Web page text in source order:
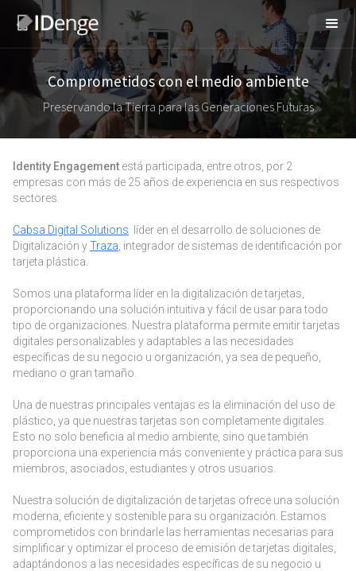
Comprometidos con el medio ambiente
Preservando la Tierra para las Generaciones Futuras
Identity Engagement está participada, entre otros, por 2
empresas con más de 25 años de experiencia en sus respectivos
sectores.
Cabsa Digital Solutions líder en el desarrollo de soluciones de
Digitalización yTraza , integrador de sistemas de identificación por
tarjeta plástica.
Somos una plataforma líder en la digitalización de tarjetas,
proporcionando una solución intuitiva y fácil de usar para todo
tipo de organizaciones. Nuestra plataforma permite emitir tarjetas
digitales personalizables y adaptables a las necesidades
específicas de su negocio u organización, ya sea de pequeño,
mediano o gran tamaño.
Una de nuestras principales ventajas es la eliminación del uso de
plástico, ya que nuestras tarjetas son completamente digitales.
Esto no solo beneficia al medio ambiente, sino que también
proporciona una experiencia más conveniente y práctica para sus
miembros, asociados, estudiantes y otros usuarios.
Nuestra solución de digitalización de tarjetas ofrece una solución
moderna, eficiente y sostenible para su organización. Estamos
comprometidos con brindarle las herramientas necesarias para
simplificar y optimizar el proceso de emisión de tarjetas digitales,
adaptándonos a las necesidades específicas de su negocio u